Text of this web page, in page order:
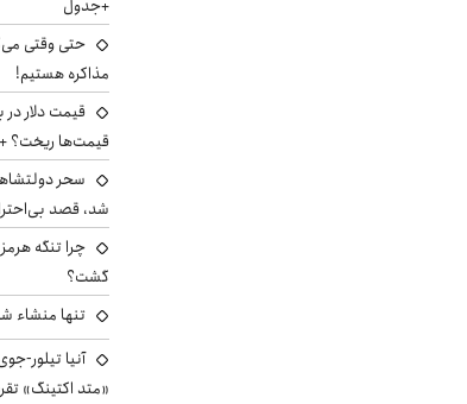
+جدول
حتی وقتی
مذاکره هستیم!
قیمت‌ها ریخت؟
سحر
شد، قصد
چرا تنگه
گشت؟
تنها منشاء
آنیا تیلور-
«متد اکتینگ»